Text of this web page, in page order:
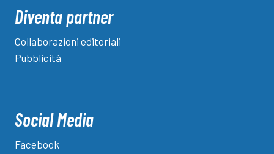
Diventa partner
Collaborazioni editoriali
Pubblicità
Social Media
Facebook